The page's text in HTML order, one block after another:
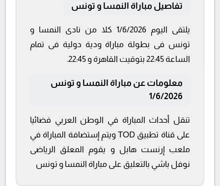
تفاصيل مباراة النمسا و تونس
يلتقى اليوم 1/6/2026 كلا من نادى النمسا و
تونس فى بطولة مباراة ودية دولية فى تمام
الساعة 22:45 بتوقيت القاهرة و 22:45.
معلومات عن مباراة النمسا و تونس
1/6/2026
تنقل أحداث المباراة في الوطن العربي فضائيا
على قناة تطبيق TOD ويتم إستضافة المباراة في
ملعب إرنست هابل و يقوم المعلق الرياضى
نوفل باشي بالتعليق على مباراة النمسا و تونس